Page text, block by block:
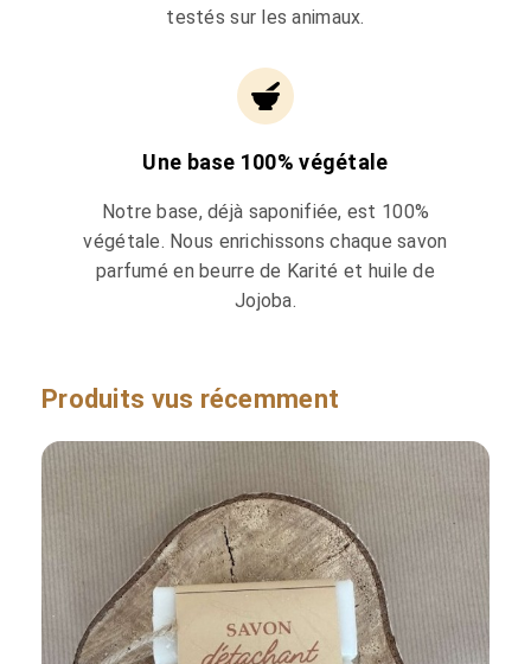
testés sur les animaux.
Une base 100% végétale
Notre base, déjà saponifiée, est 100%
végétale. Nous enrichissons chaque savon
parfumé en beurre de Karité et huile de
Jojoba.
Produits vus récemment